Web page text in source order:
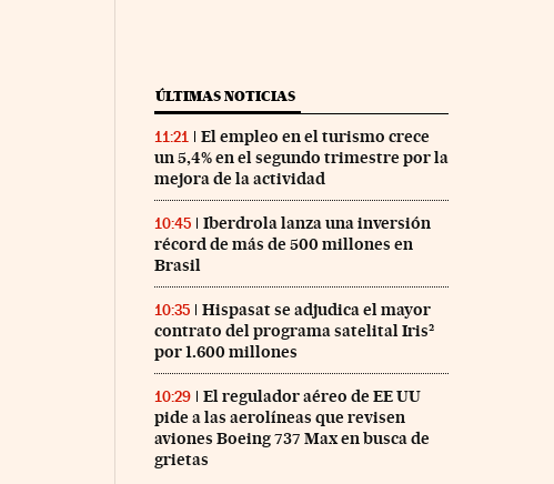
ÚLTIMAS NOTICIAS
11:21
El empleo en el turismo crece
un 5,4% en el segundo trimestre por la
mejora de la actividad
10:45
Iberdrola lanza una inversión
récord de más de 500 millones en
Brasil
10:35
Hispasat se adjudica el mayor
contrato del programa satelital Iris²
por 1.600 millones
10:29
El regulador aéreo de EE UU
pide a las aerolíneas que revisen
aviones Boeing 737 Max en busca de
grietas